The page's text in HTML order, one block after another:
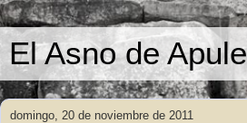
El Asno de
domingo, 20 de noviembre de 2011